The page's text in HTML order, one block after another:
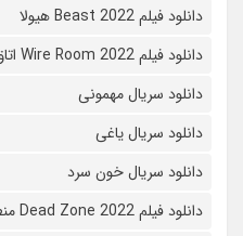
دانلود فیلم Beast 2022 هیولا
دانلود فیلم Wire Room 2022 اتاق شنود
دانلود سریال مهمونی
دانلود سریال یاغی
دانلود سریال خون سرد
دانلود فیلم 2022 Dead Zone منطقه مرده